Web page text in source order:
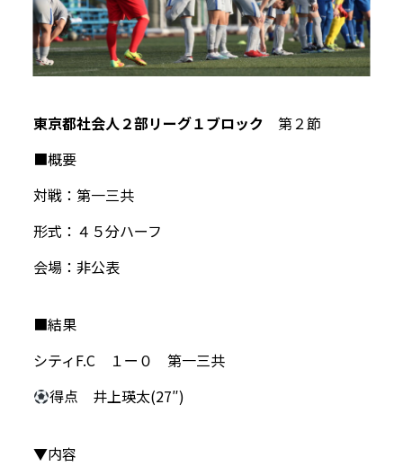
東京都社会人２部リーグ１ブロック 第２節
■概要
対戦：第一三共
形式：４５分ハーフ
会場：非公表
■結果
シティF.C １ー０ 第一三共
得点 井上瑛太(27″)
▼内容